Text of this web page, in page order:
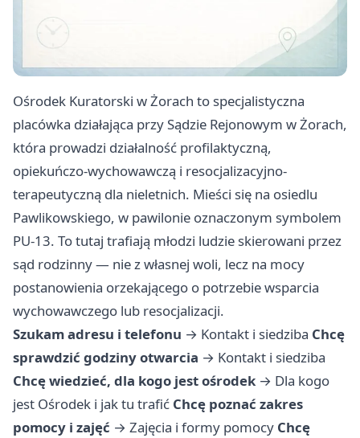
Ośrodek Kuratorski w Żorach to specjalistyczna
placówka działająca przy Sądzie Rejonowym w Żorach,
która prowadzi działalność profilaktyczną,
opiekuńczo-wychowawczą i resocjalizacyjno-
terapeutyczną dla nieletnich. Mieści się na osiedlu
Pawlikowskiego, w pawilonie oznaczonym symbolem
PU-13. To tutaj trafiają młodzi ludzie skierowani przez
sąd rodzinny — nie z własnej woli, lecz na mocy
postanowienia orzekającego o potrzebie wsparcia
wychowawczego lub resocjalizacji.
Szukam adresu i telefonu → Kontakt i siedziba Chcę
sprawdzić godziny otwarcia → Kontakt i siedziba
Chcę wiedzieć, dla kogo jest ośrodek → Dla kogo
jest Ośrodek i jak tu trafić Chcę poznać zakres
pomocy i zajęć → Zajęcia i formy pomocy Chcę